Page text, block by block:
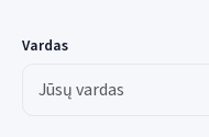
Vardas